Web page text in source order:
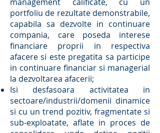
portfoliu de rezultate demonstrabile,
capabila sa dezvolte in continuare
compania, care poseda interese
financiare proprii in respectiva
afacere si este pregatita sa participe
in continuare financiar si managerial
la dezvoltarea afacerii;
Isi desfasoara activitatea in
sectoare/industrii/domenii dinamice
si cu un trend pozitiv, fragmentate si
sub-exploatate, aflate in proces de